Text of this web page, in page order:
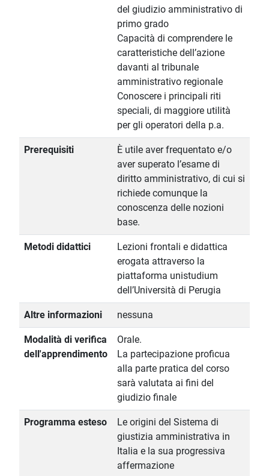
del giudizio amministrativo di
primo grado
Capacità di comprendere le
caratteristiche dell’azione
davanti al tribunale
amministrativo regionale
Conoscere i principali riti
speciali, di maggiore utilità
per gli operatori della p.a.
Prerequisiti
È utile aver frequentato e/o
aver superato l’esame di
diritto amministrativo, di cui si
richiede comunque la
conoscenza delle nozioni
base.
Metodi didattici
Lezioni frontali e didattica
erogata attraverso la
piattaforma unistudium
dell’Università di Perugia
Altre informazioni nessuna
Modalità di verifica
dell'apprendimento
Orale.
La partecipazione proficua
alla parte pratica del corso
sarà valutata ai fini del
giudizio finale
Programma esteso
Le origini del Sistema di
giustizia amministrativa in
Italia e la sua progressiva
affermazione